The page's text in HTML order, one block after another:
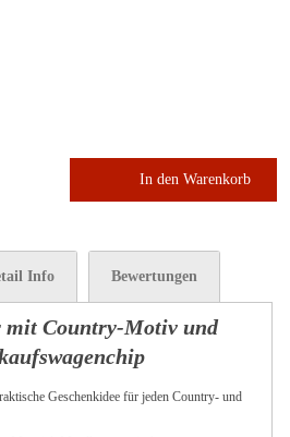
In den Warenkorb
Info Bewertungen
mit Country-Motiv und
Geschenkidee für jeden Country- und